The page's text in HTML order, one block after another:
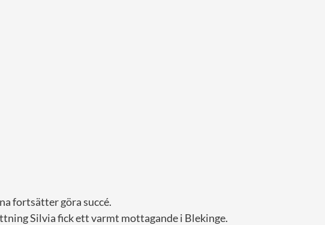
fortsätter göra succé.
Silvia fick ett varmt mottagande i Blekinge.